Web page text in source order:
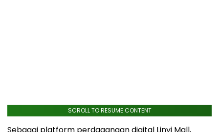
SCROLL TO RESUME CONTENT
Sebagai platform perdagangan digital Linyi Mall,